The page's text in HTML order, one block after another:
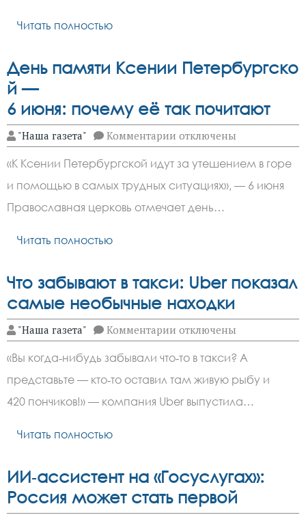
Читать полностью
День памяти Ксении Петербургско
й —
6 июня: почему её так почитают
"Наша газета" Комментарии к
записи
6 июня: почему её так
отключены
«К Ксении Петербургской идут за утешением в горе
и помощью в самых трудных ситуациях», — 6 июня
Православная церковь отмечает день…
Читать полностью
Что забывают в такси: Uber показал
самые необычные находки
"Наша газета" Комментарии к
записи
забывают
в
такси:
Uber
показал
отключены
«Вы когда‑нибудь забывали что‑то в такси? А
представьте — кто‑то оставил там живую рыбу и
420 пончиков!» — компания Uber выпустила…
Читать полностью
ИИ‑ассистент на «Госуслугах»:
Россия может стать первой